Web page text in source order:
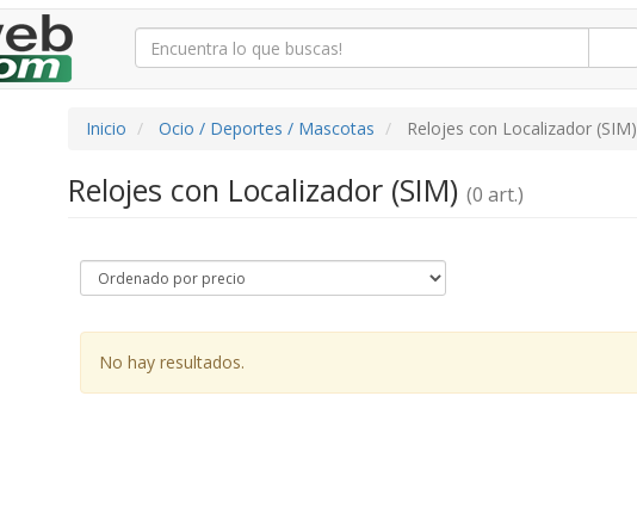
Inicio Ocio / Deportes / Mascotas Relojes con Localizador (SIM)
Relojes con Localizador (SIM) (0 art.)
No hay resultados.